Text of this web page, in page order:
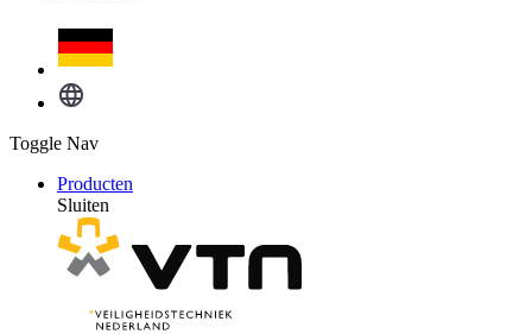
Toggle Nav
Producten
Sluiten